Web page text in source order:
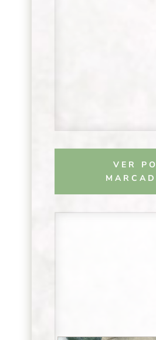
VER